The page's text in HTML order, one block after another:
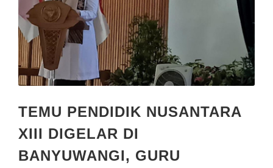
TEMU PENDIDIK NUSANTARA
XIII DIGELAR DI
BANYUWANGI, GURU